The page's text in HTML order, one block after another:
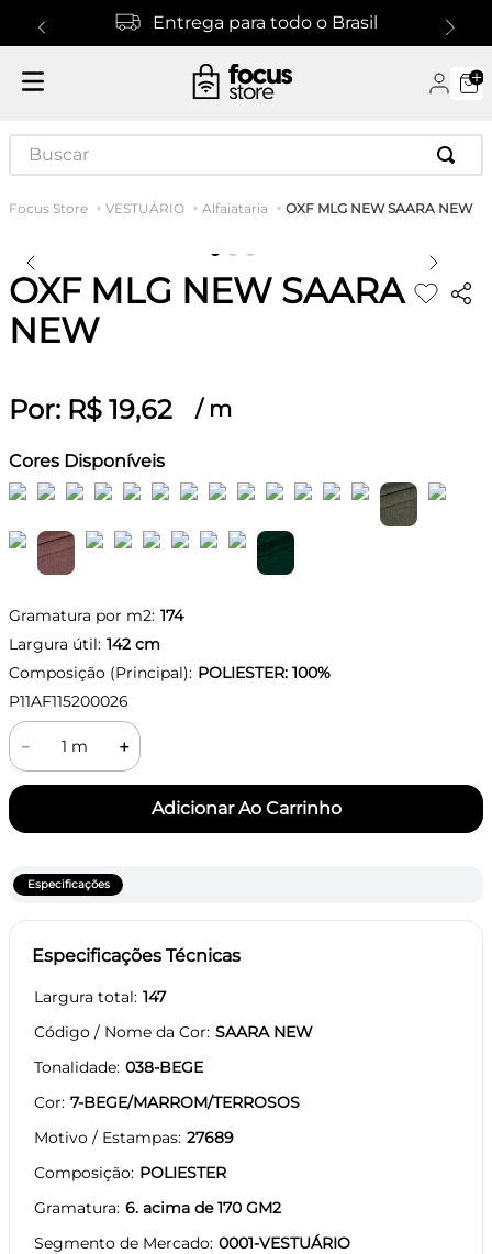
Entrega para todo o Brasil
Buscar
VESTUÁRIO Alfaiataria OXF MLG NEW SAARA NEW
OXF MLG NEW SAARA
NEW
Por: R$ 19,62 / m
Cores Disponíveis
Gramatura por m2: 174
Largura útil: 142 cm
Composição (Principal): POLIESTER: 100%
P11AF115200026
＋
－
Especificações
Especificações Técnicas
Largura total 147
Código / Nome da Cor SAARA NEW
Tonalidade 038-BEGE
Cor 7-BEGE/MARROM/TERROSOS
Motivo / Estampas 27689
Composição POLIESTER
Gramatura 6. acima de 170 GM2
Segmento de Mercado 0001-VESTUÁRIO